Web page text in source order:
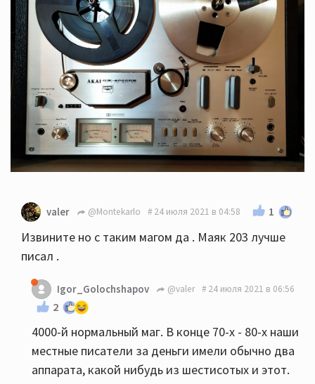
valer @Montekarlo 24 июля 2021 в 04:58 1
Извините но с таким магом да . Маяк 203 лучше
писал .
Igor_Golochshapov @valer 24 июля 2021 в 06:56
2
4000-й нормальный маг. В конце 70-х - 80-х наши
местные писатели за деньги имели обычно два
аппарата, какой нибудь из шестисотых и этот.